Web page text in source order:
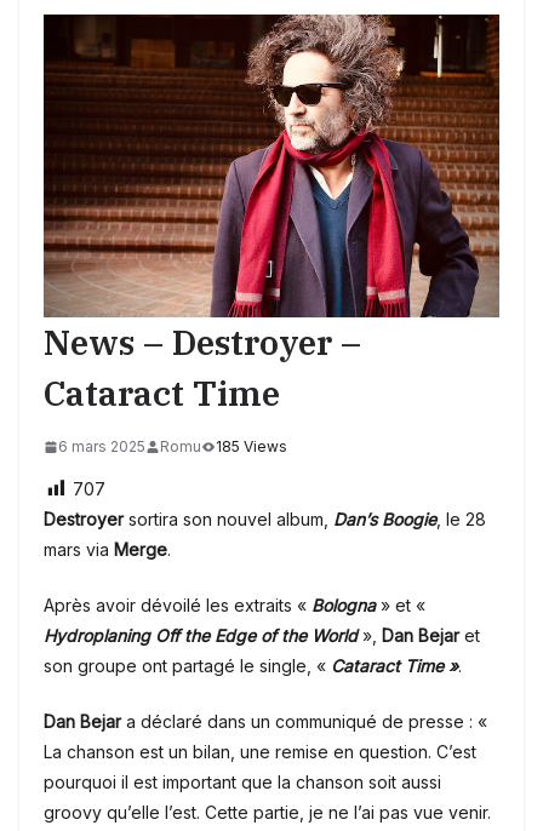
News – Destroyer –
Cataract Time
6 mars 2025 Romu 185 Views
707
Destroyersortira son nouvel album, Dan’s Boogie, le 28
mars via Merge.
Après avoir dévoilé les extraits « Bologna» et «
Hydroplaning Off the Edge of the World», Dan Bejaret
son groupe ont partagé le single, « Cataract Time ».
Dan Bejara déclaré dans un communiqué de presse : «
La chanson est un bilan, une remise en question. C’est
pourquoi il est important que la chanson soit aussi
groovy qu’elle l’est. Cette partie, je ne l’ai pas vue venir.